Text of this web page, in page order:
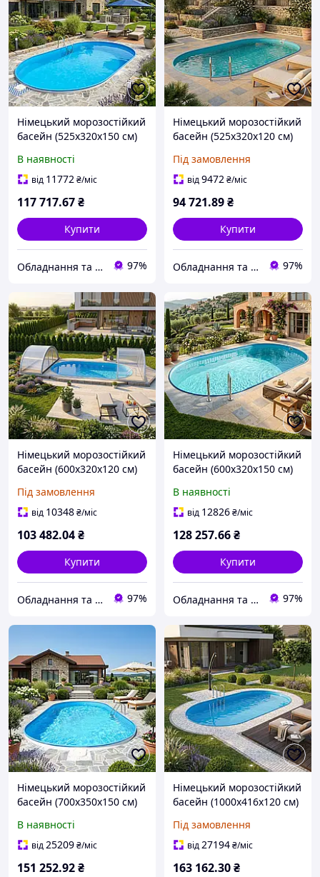
Німецький морозостійкий
басейн (525х320х150 см)
овальний, плівка 0.8 мм,
25.2 м³ металевий
В наявності
від 11772₴/міс
117 717.67₴
Купити
Обладнання та хімія для басейнів з доставкою по всій Україні 97%
Німецький морозостійкий
басейн (525х320х120 см)
овальний, плівка 0.8 мм,
20 м³ металевий збірний
Під замовлення
від9472₴/міс
94 721.89₴
Купити
Обладнання та хімія для басейнів з доставкою по всій Україні 97%
Німецький морозостійкий
басейн (600х320х120 см)
овальний, плівка 0.8 мм,
23 м³ металевий збірний
Під замовлення
від 10348₴/міс
103 482.04₴
Купити
Обладнання та хімія для басейнів з доставкою по всій Україні 97%
Німецький морозостійкий
басейн (600х320х150 см)
овальний, плівка 0.8 мм,
28.8 м³ металевий
В наявності
від 12826₴/міс
128 257.66₴
Купити
Обладнання та хімія для басейнів з доставкою по всій Україні 97%
Німецький морозостійкий
басейн (700х350х150 см)
овальний, плівка 0.8 мм,
36.7 м³ металевий
В наявності
від25209₴/міс
151 252.92₴
Німецький морозостійкий
басейн (1000х416х120 см)
овальний, плівка 0.8 мм,
50 м³ металевий збірний
Під замовлення
від27194₴/міс
163 162.30₴